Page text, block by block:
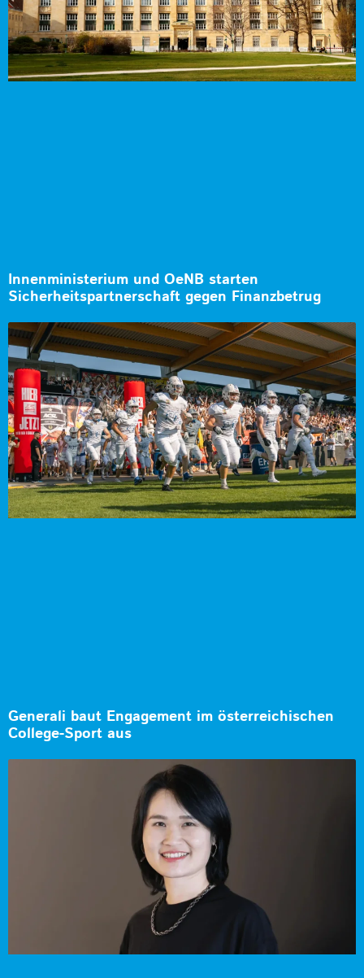
Innenministerium und OeNB starten
Sicherheitspartnerschaft gegen Finanzbetrug
Generali baut Engagement im österreichischen
College-Sport aus